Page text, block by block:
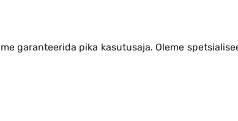
garanteerida pika kasutusaja. Oleme